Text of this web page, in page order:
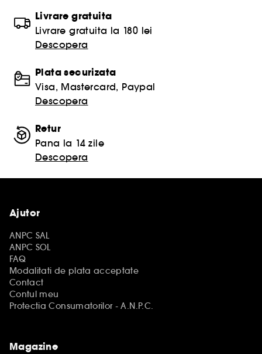
Livrare gratuita
Livrare gratuita la 180 lei
Descopera
Plata securizata
Visa, Mastercard, Paypal
Descopera
Retur
Pana la 14 zile
Descopera
Ajutor
ANPC SAL
ANPC SOL
FAQ
Modalitati de plata acceptate
Contact
Contul meu
Protectia Consumatorilor - A.N.P.C.
Magazine